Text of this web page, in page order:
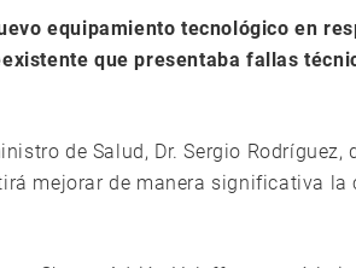
equipamiento tecnológico en
que presentaba fallas
de Salud, Dr. Sergio
mejorar de manera significativa la